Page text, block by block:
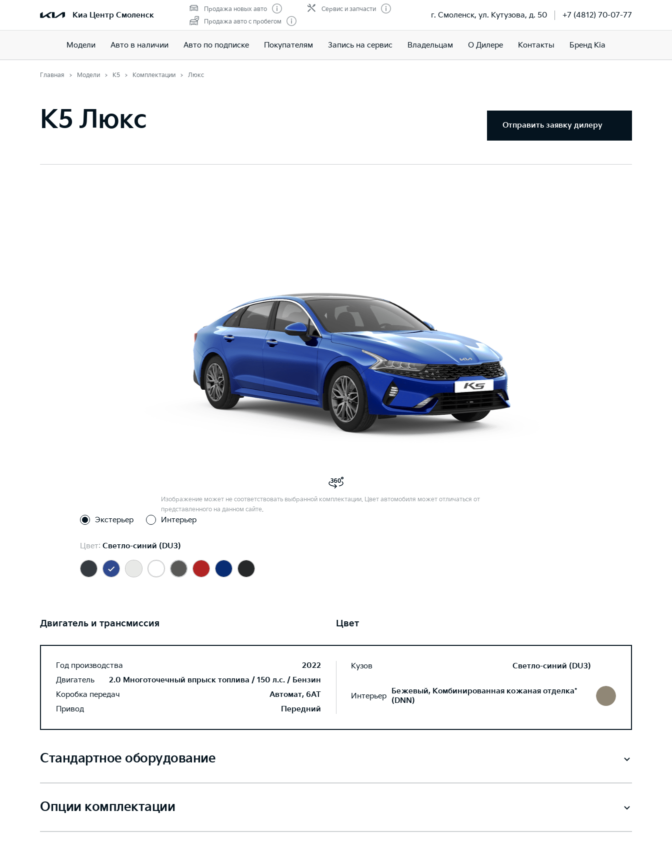
Киа Центр Смоленск
Продажа новых авто
Продажа авто с пробегом
Сервис и запчасти
г. Смоленск, ул. Кутузова, д. 50 +7 (4812) 70-07-77
Модели Авто в наличии Авто по подписке Покупателям Запись на сервис Владельцам О Дилере Контакты Бренд Kia
Главная Модели K5 Комплектации Люкс
K5 Люкс Отправить заявку дилеру
Изображение может не соответствовать выбранной комплектации. Цвет автомобиля может отличаться от
представленного на данном сайте.
Экстерьер Интерьер
Цвет: Светло-синий (DU3)
Двигатель и трансмиссия
Год производства
2022
Двигатель
2.0 Многоточечный впрыск топлива / 150 л.с. / Бензин
Коробка передач
Автомат, 6AT
Привод
Передний
Цвет
Кузов Светло-синий (DU3)
Интерьер Бежевый, Комбинированная кожаная отделка*
(DNN)
Стандартное оборудование
Опции комплектации